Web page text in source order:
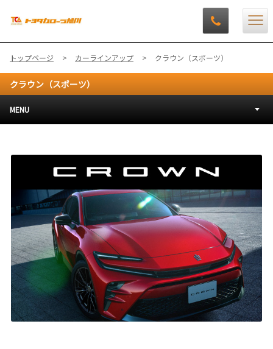
トップページ カーラインアップ クラウン（スポーツ）
クラウン（スポーツ）
MENU